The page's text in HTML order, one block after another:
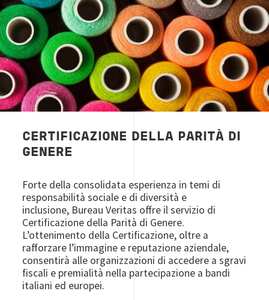
CERTIFICAZIONE DELLA PARITÀ DI
GENERE
Forte della consolidata esperienza in temi di
responsabilità sociale e di diversità e
inclusione, Bureau Veritas offre il servizio di
Certificazione della Parità di Genere.
L’ottenimento della Certificazione, oltre a
rafforzare l’immagine e reputazione aziendale,
consentirà alle organizzazioni di accedere a sgravi
fiscali e premialità nella partecipazione a bandi
italiani ed europei.